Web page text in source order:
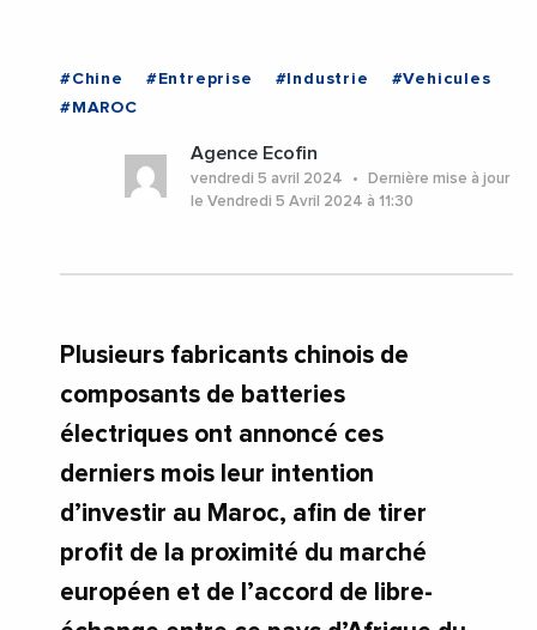
#Chine #Entreprise #Industrie
#Vehicules
#MAROC
Agence Ecofin
vendredi 5 avril 2024
Dernière mise à jour
le Vendredi 5 Avril 2024 à 11:30
Plusieurs fabricants chinois de
composants de batteries
électriques ont annoncé ces
derniers mois leur intention
d’investir au Maroc, afin de tirer
profit de la proximité du marché
européen et de l’accord de libre-